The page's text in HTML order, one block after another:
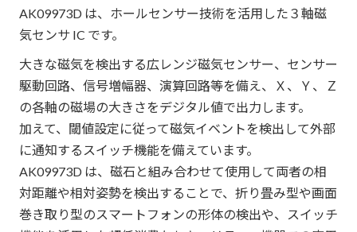
AK09973D は、ホールセンサー技術を活用した３軸磁
気センサ IC です。
大きな磁気を検出する広レンジ磁気センサー、センサー
駆動回路、信号増幅器、演算回路等を備え、Ｘ、Ｙ、Ｚ
の各軸の磁場の大きさをデジタル値で出力します。
加えて、閾値設定に従って磁気イベントを検出して外部
に通知するスイッチ機能を備えています。
AK09973D は、磁石と組み合わせて使用して両者の相
対距離や相対姿勢を検出することで、折り畳み型や画面
巻き取り型のスマートフォンの形体の検出や、スイッチ